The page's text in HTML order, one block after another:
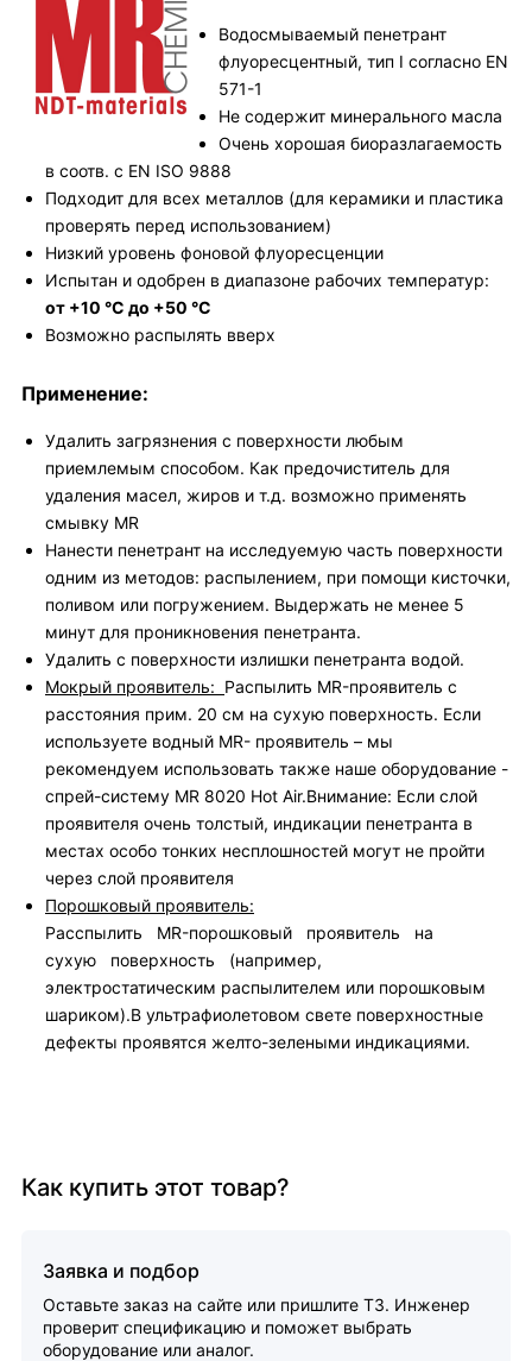
Водосмываемый пенетрант
флуоресцентный, тип I согласно EN
571-1
Не содержит минерального масла
Очень хорошая биоразлагаемость
в соотв. с EN ISO 9888
Подходит для всех металлов (для керамики и пластика
проверять перед использованием)
Низкий уровень фоновой флуоресценции
Испытан и одобрен в диапазоне рабочих температур:
от +10 °C до +50 °C
Возможно распылять вверх
Применение:
Удалить загрязнения с поверхности любым
приемлемым способом. Как предочиститель для
удаления масел, жиров и т.д. возможно применять
смывку MR
Нанести пенетрант на исследуемую часть поверхности
одним из методов: распылением, при помощи кисточки,
поливом или погружением. Выдержать не менее 5
минут для проникновения пенетранта.
Удалить c поверхности излишки пенетранта водой.
Мокрый проявитель: Распылить MR-проявитель с
расстояния прим. 20 см на сухую поверхность. Если
используете водный MR- проявитель – мы
рекомендуем использовать также наше оборудование -
спрей-систему MR 8020 Hot Air.Внимание: Если слой
проявителя очень толстый, индикации пенетранта в
местах особо тонких несплошностей могут не пройти
через слой проявителя
Порошковый проявитель:
Расспылить MR-порошковый проявитель на
сухую поверхность (например,
электростатическим распылителем или порошковым
шариком).В ультрафиолетовом свете поверхностные
дефекты проявятся желто-зелеными индикациями.
Как купить этот товар?
Заявка и подбор
Оставьте заказ на сайте или пришлите ТЗ. Инженер
проверит спецификацию и поможет выбрать
оборудование или аналог.